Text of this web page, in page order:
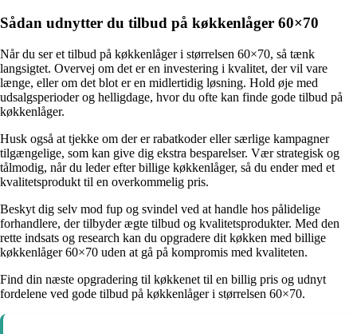
Sådan udnytter du tilbud på køkkenlåger 60×70
Når du ser et tilbud på køkkenlåger i størrelsen 60×70, så tænk
langsigtet. Overvej om det er en investering i kvalitet, der vil vare
længe, eller om det blot er en midlertidig løsning. Hold øje med
udsalgsperioder og helligdage, hvor du ofte kan finde gode tilbud på
køkkenlåger.
Husk også at tjekke om der er rabatkoder eller særlige kampagner
tilgængelige, som kan give dig ekstra besparelser. Vær strategisk og
tålmodig, når du leder efter billige køkkenlåger, så du ender med et
kvalitetsprodukt til en overkommelig pris.
Beskyt dig selv mod fup og svindel ved at handle hos pålidelige
forhandlere, der tilbyder ægte tilbud og kvalitetsprodukter. Med den
rette indsats og research kan du opgradere dit køkken med billige
køkkenlåger 60×70 uden at gå på kompromis med kvaliteten.
Find din næste opgradering til køkkenet til en billig pris og udnyt
fordelene ved gode tilbud på køkkenlåger i størrelsen 60×70.